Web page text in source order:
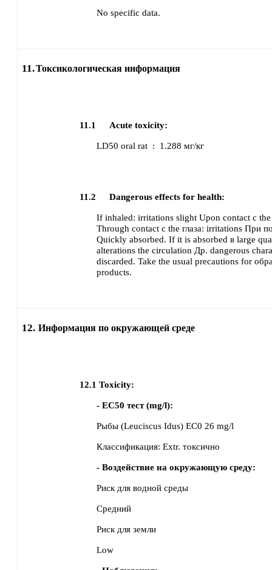
No specific data.
11.Токсикологическая информация
11.1 Acute toxicity:
LD50 oral rat : 1.288 мг/кг
11.2 Dangerous effects for health:
If inhaled: irritations slight Upon contact с
Through contact с the глаза: irritations При
Quickly absorbed. If it is absorbed в large
alterations the circulation Др. dangerous
discarded. Take the usual precautions for
products.
12. Информация по окружающей среде
12.1 Toxicity:
- EC50 тест (mg/l):
Рыбы (Leuciscus Idus) EC0 26 mg/l
Классификация: Extr. токсично
- Воздействие на окружающую среду:
Риск для водной среды
Средний
Риск для земли
Low